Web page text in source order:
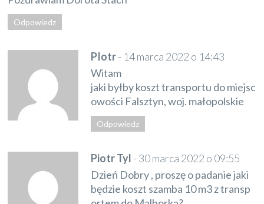
Odpowiedz
PIotr- 14 marca 2022 o 14:43
Witam
jaki byłby koszt transportu do miejsc
owości Falsztyn, woj. małopolskie
Odpowiedz
Piotr Tyl - 30 marca 2022 o 09:55
Dzień Dobry , proszę o padanie jaki
będzie koszt szamba 10 m3 z transp